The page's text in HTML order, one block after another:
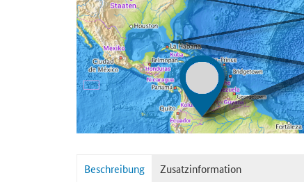
Beschreibung Zusatzinformation